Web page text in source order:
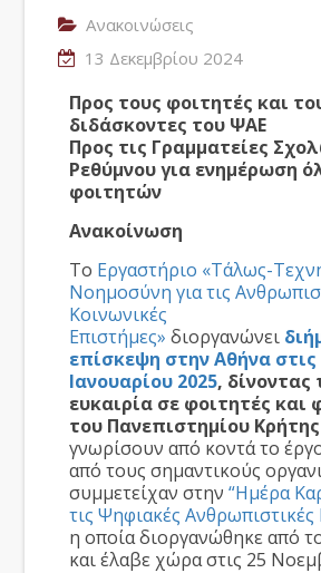
Ανακοινώσεις
13 Δεκεμβρίου 2024
Προς τους φοιτητές και
διδάσκοντες του ΨΑΕ
Προς τις Γραμματείες
Ρεθύμνου για ενημέρωση
φοιτητών
Ανακοίνωση
Το Εργαστήριο «Τάλως-
Νοημοσύνη για τις
Κοινωνικές
Επιστήμες» διοργανώνει
επίσκεψη στην Αθήνα στις
Ιανουαρίου 2025, δίνοντας
ευκαιρία σε φοιτητές και
του Πανεπιστημίου Κρήτης
γνωρίσουν από κοντά το
από τους σημαντικούς
συμμετείχαν στην“Ημέρα
τις Ψηφιακές Ανθρωπιστικές
η οποία διοργανώθηκε από
και έλαβε χώρα στις 25